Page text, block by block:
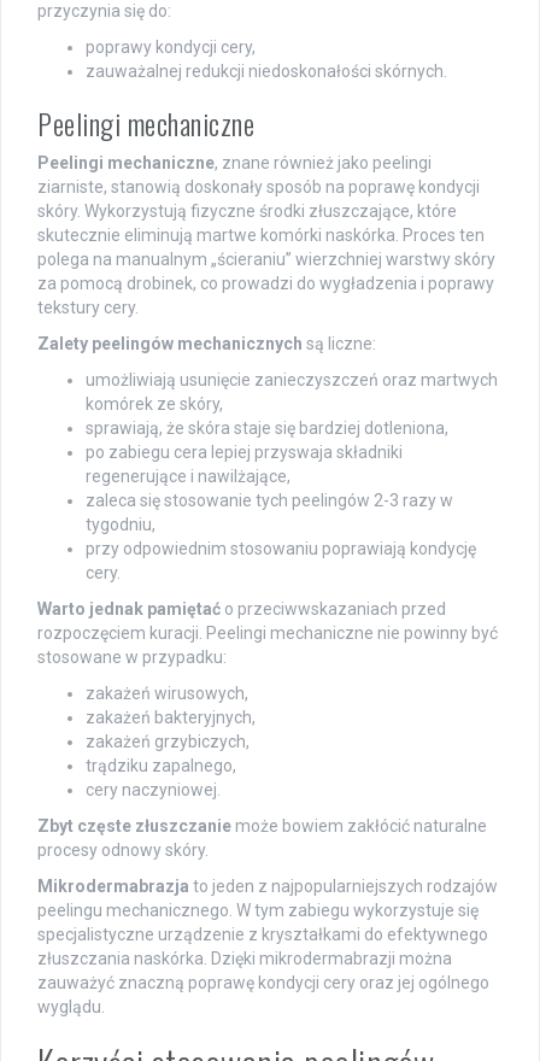
przyczynia się do:
poprawy kondycji cery,
zauważalnej redukcji niedoskonałości skórnych.
Peelingi mechaniczne
Peelingi mechaniczne, znane również jako peelingi
ziarniste, stanowią doskonały sposób na poprawę kondycji
skóry. Wykorzystują fizyczne środki złuszczające, które
skutecznie eliminują martwe komórki naskórka. Proces ten
polega na manualnym „ścieraniu” wierzchniej warstwy skóry
za pomocą drobinek, co prowadzi do wygładzenia i poprawy
tekstury cery.
Zalety peelingów mechanicznych są liczne:
umożliwiają usunięcie zanieczyszczeń oraz martwych
komórek ze skóry,
sprawiają, że skóra staje się bardziej dotleniona,
po zabiegu cera lepiej przyswaja składniki
regenerujące i nawilżające,
zaleca się stosowanie tych peelingów 2-3 razy w
tygodniu,
przy odpowiednim stosowaniu poprawiają kondycję
cery.
Warto jednak pamiętać o przeciwwskazaniach przed
rozpoczęciem kuracji. Peelingi mechaniczne nie powinny być
stosowane w przypadku:
zakażeń wirusowych,
zakażeń bakteryjnych,
zakażeń grzybiczych,
trądziku zapalnego,
cery naczyniowej.
Zbyt częste złuszczanie może bowiem zakłócić naturalne
procesy odnowy skóry.
Mikrodermabrazja to jeden z najpopularniejszych rodzajów
peelingu mechanicznego. W tym zabiegu wykorzystuje się
specjalistyczne urządzenie z kryształkami do efektywnego
złuszczania naskórka. Dzięki mikrodermabrazji można
zauważyć znaczną poprawę kondycji cery oraz jej ogólnego
wyglądu.